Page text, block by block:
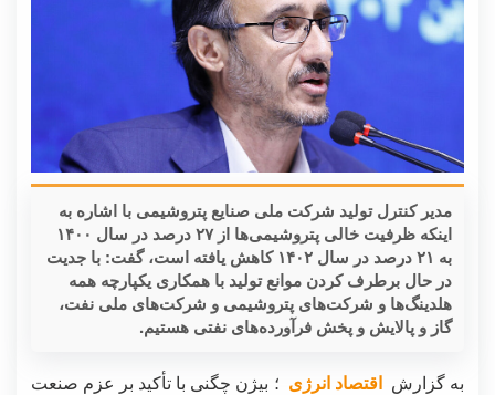
مدیر کنترل تولید شرکت ملی صنایع پتروشیمی با اشاره به
اینکه ظرفیت خالی پتروشیمی‌ها از ۲۷ درصد در سال ۱۴۰۰
به ۲۱ درصد در سال ۱۴۰۲ کاهش یافته است، گفت: با جدیت
در حال برطرف کردن موانع تولید با همکاری یکپارچه همه
هلدینگ‌ها و شرکت‌های پتروشیمی و شرکت‌های ملی نفت،
گاز و پالایش و پخش فرآورده‌های نفتی هستیم.
به گزارش اقتصاد انرژی ؛ بیژن چگنی با تأکید بر عزم صنعت